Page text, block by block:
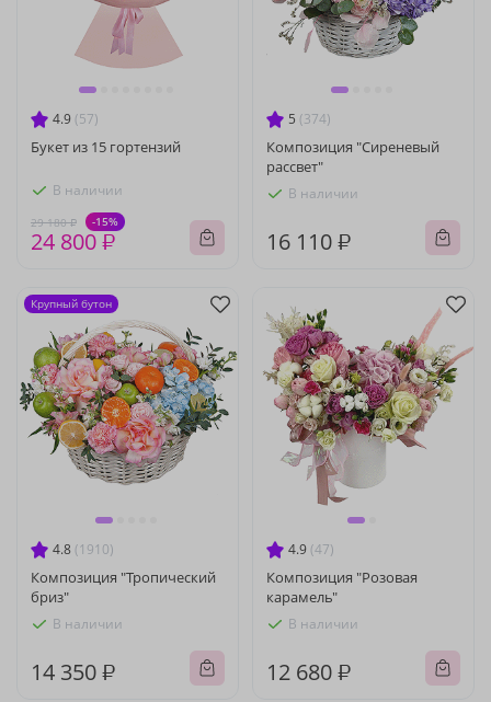
4.9 (57)
Букет из 15 гортензий
В наличии
29 180 ₽ -15%
24 800 ₽
5 (374)
Композиция "Сиреневый
рассвет"
В наличии
16 110 ₽
4.8 (1910)
Композиция "Тропический
бриз"
В наличии
14 350 ₽
Крупный бутон
4.9 (47)
Композиция "Розовая
карамель"
В наличии
12 680 ₽